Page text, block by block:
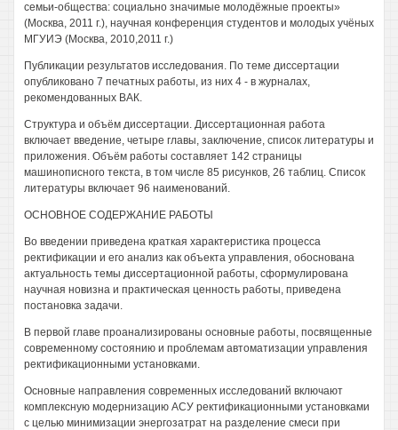
семьи-общества: социально значимые молодёжные проекты»
(Москва, 2011 г.), научная конференция студентов и молодых учёных
МГУИЭ (Москва, 2010,2011 г.)
Публикации результатов исследования. По теме диссертации
опубликовано 7 печатных работы, из них 4 - в журналах,
рекомендованных ВАК.
Структура и объём диссертации. Диссертационная работа
включает введение, четыре главы, заключение, список литературы и
приложения. Объём работы составляет 142 страницы
машинописного текста, в том числе 85 рисунков, 26 таблиц. Список
литературы включает 96 наименований.
ОСНОВНОЕ СОДЕРЖАНИЕ РАБОТЫ
Во введении приведена краткая характеристика процесса
ректификации и его анализ как объекта управления, обоснована
актуальность темы диссертационной работы, сформулирована
научная новизна и практическая ценность работы, приведена
постановка задачи.
В первой главе проанализированы основные работы, посвященные
современному состоянию и проблемам автоматизации управления
ректификационными установками.
Основные направления современных исследований включают
комплексную модернизацию АСУ ректификационными установками
с целью минимизации энергозатрат на разделение смеси при